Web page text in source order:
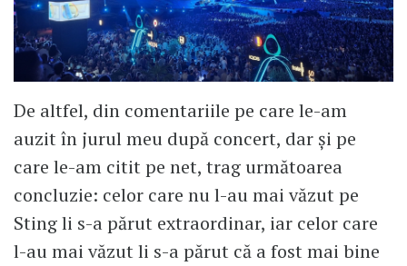
De altfel, din comentariile pe care le-am
auzit în jurul meu după concert, dar și pe
care le-am citit pe net, trag următoarea
concluzie: celor care nu l-au mai văzut pe
Sting li s-a părut extraordinar, iar celor care
l-au mai văzut li s-a părut că a fost mai bine